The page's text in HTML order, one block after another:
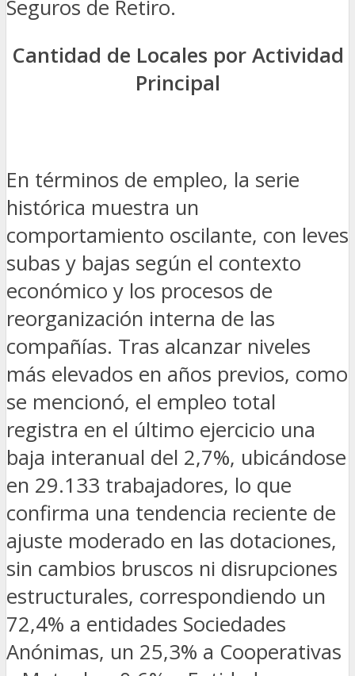
Seguros de Retiro.
Cantidad de Locales por Actividad
Principal
En términos de empleo, la serie
histórica muestra un
comportamiento oscilante, con leves
subas y bajas según el contexto
económico y los procesos de
reorganización interna de las
compañías. Tras alcanzar niveles
más elevados en años previos, como
se mencionó, el empleo total
registra en el último ejercicio una
baja interanual del 2,7%, ubicándose
en 29.133 trabajadores, lo que
confirma una tendencia reciente de
ajuste moderado en las dotaciones,
sin cambios bruscos ni disrupciones
estructurales, correspondiendo un
72,4% a entidades Sociedades
Anónimas, un 25,3% a Cooperativas